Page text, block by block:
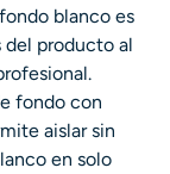
blanco es
del producto al
fondo con
aislar sin
en solo